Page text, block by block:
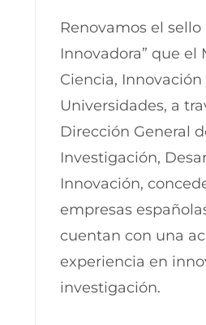
Renovamos el sello
Innovadora” que el
Ciencia, Innovación
Universidades, a
Dirección General
Investigación,
Innovación,
empresas
cuentan con una
experiencia en
investigación.